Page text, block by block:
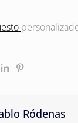
Ródenas